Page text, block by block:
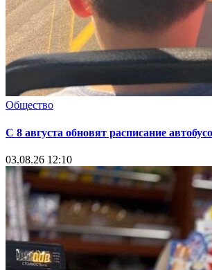
Общество
С 8 августа обновят расписание
03.08.26 12:10